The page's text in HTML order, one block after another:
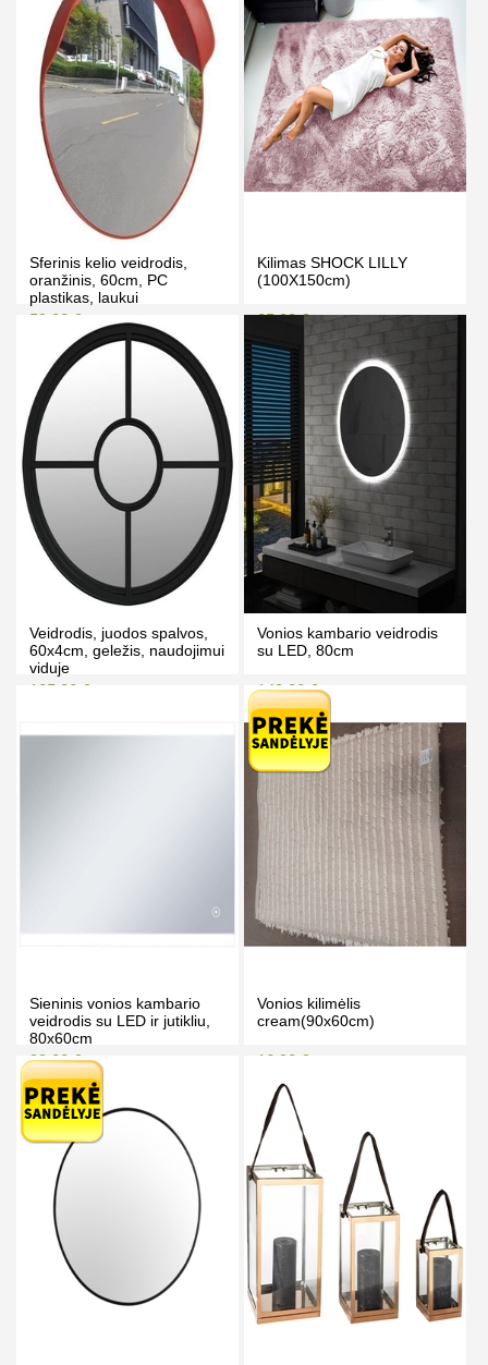
PIRKTI PIRKTI
Sferinis kelio veidrodis,
oranžinis, 60cm, PC
plastikas, laukui
59.00 €
Kaina prisijungus
69.00 €
Kilimas SHOCK LILLY
(100X150cm)
35.00 €
Kaina prisijungus
39.00 €
PIRKTI
Veidrodis, juodos spalvos,
60x4cm, geležis, naudojimui
viduje
105.00 €
Vonios kambario veidrodis
su LED, 80cm
149.00 €
Kaina prisijungus
PIRKTI
Sieninis vonios kambario
veidrodis su LED ir jutikliu,
80x60cm
99.00 €
Kaina prisijungus
PIRKTI
Vonios kilimėlis
cream(90x60cm)
16.90 €
Kaina prisijungus